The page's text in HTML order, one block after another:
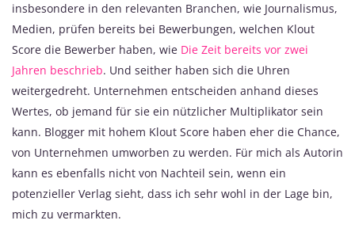
insbesondere in den relevanten Branchen, wie Journalismus,
Medien, prüfen bereits bei Bewerbungen, welchen Klout
Score die Bewerber haben, wie Die Zeit bereits vor zwei
Jahren beschrieb. Und seither haben sich die Uhren
weitergedreht. Unternehmen entscheiden anhand dieses
Wertes, ob jemand für sie ein nützlicher Multiplikator sein
kann. Blogger mit hohem Klout Score haben eher die Chance,
von Unternehmen umworben zu werden. Für mich als Autorin
kann es ebenfalls nicht von Nachteil sein, wenn ein
potenzieller Verlag sieht, dass ich sehr wohl in der Lage bin,
mich zu vermarkten.